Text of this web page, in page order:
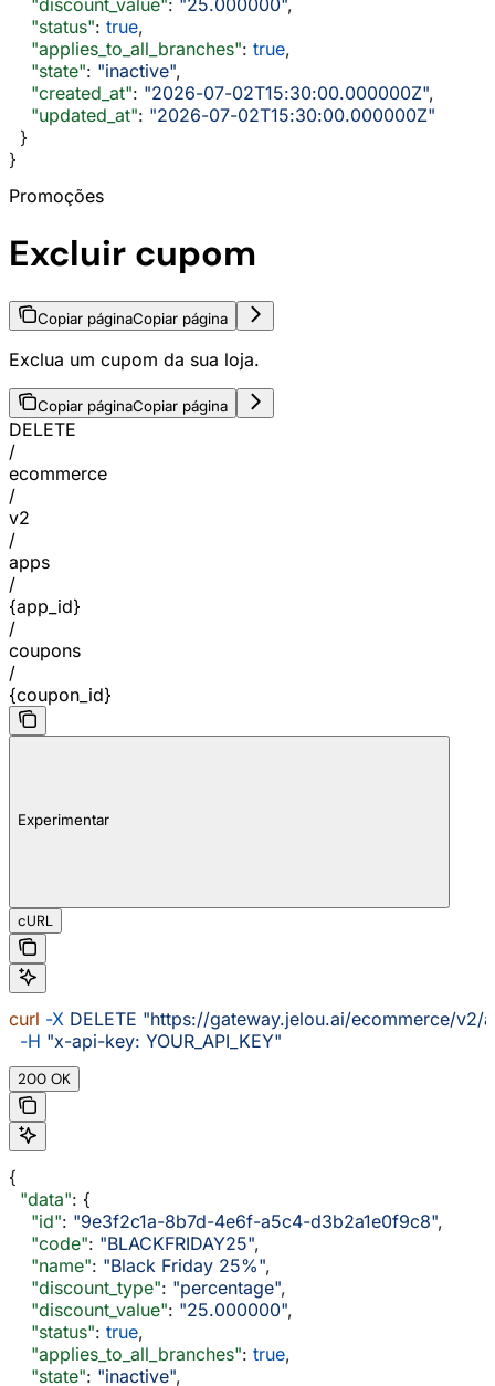
    "status"
: true,
    "applies_to_all_branches"
: true,
    "state"
: "inactive",
    "created_at"
: "2026-07-02T15:30:00.000000Z",
    "updated_at"
: "2026-07-02T15:30:00.000000Z"
  }
}
Promoções
Excluir cupom
Copiar páginaCopiar página
Exclua um cupom da sua loja.
Copiar páginaCopiar página
DELETE
/
ecommerce
/
v2
/
apps
/
{app_id}
/
coupons
/
{coupon_id}
Experimentar
cURL
curl -X DELETE "https://gateway.jelou.ai/ecommerce/
  -H
"x-api-key: YOUR_API_KEY"
200 OK
{
  "data"
: {
    "id"
: "9e3f2c1a-8b7d-4e6f-a5c4-d3b2a1e0f9c8",
    "code"
: "BLACKFRIDAY25",
    "name"
: "Black Friday 25%",
    "discount_type"
: "percentage",
    "discount_value"
: "25.000000",
    "status"
: true,
    "applies_to_all_branches"
: true,
    "state"
: "inactive",